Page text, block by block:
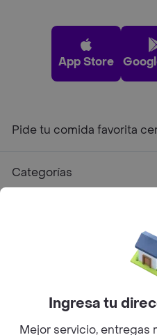
App Store
Pide tu comida favorita
Categorías
©2026Rappi Inc.
Ingresa tu
Mejor servicio, entregas